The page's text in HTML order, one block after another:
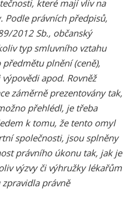
které mají vliv na
Podle právních předpisů,
2012 Sb., občanský
typ smluvního vztahu
plnění (ceně),
apod. Rovněž
záměrně prezentovány tak,
přehlédl, je třeba
k tomu, že tento omyl
společnosti, jsou splněny
právního úkonu tak, jak je
výzvy či výhružky lékařům
právně